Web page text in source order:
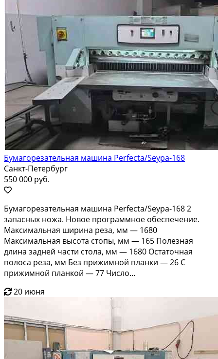
Бумагорезательная машина Perfecta/Seypa-168
Санкт-Петербург
550 000 руб.
Бумагорезательная машина Perfecta/Seypa-168 2
запасных ножа. Новое программное обеспечение.
Максимальная ширина реза, мм — 1680
Максимальная высота стопы, мм — 165 Полезная
длина задней части стола, мм — 1680 Остаточная
полоса реза, мм Без прижимной планки — 26 С
прижимной планкой — 77 Число...
20 июня